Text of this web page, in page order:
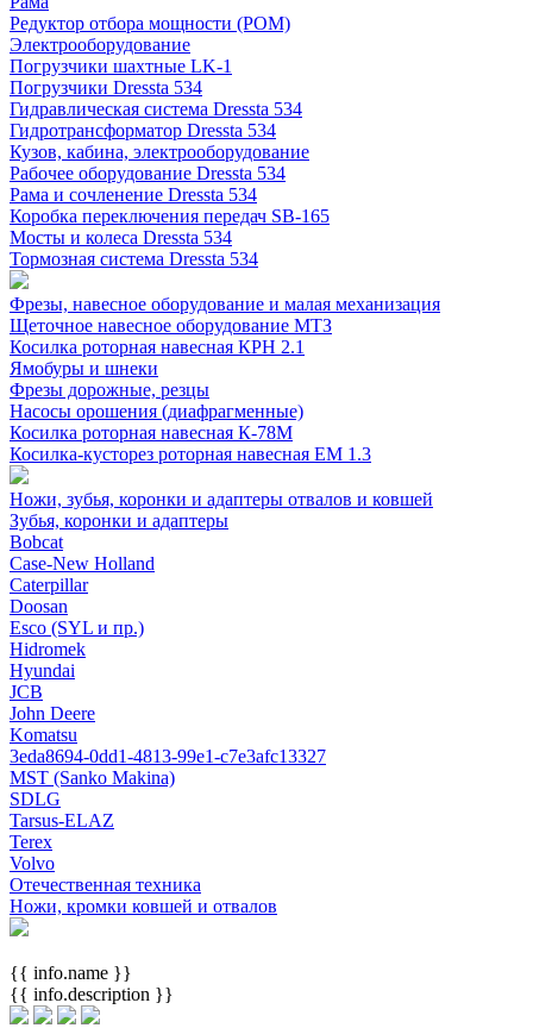
Редуктор отбора мощности (РОМ)
Электрооборудование
Погрузчики шахтные LK-1
Погрузчики Dressta 534
Гидравлическая система Dressta 534
Гидротрансформатор Dressta 534
Кузов, кабина, электрооборудование
Рабочее оборудование Dressta 534
Рама и сочленение Dressta 534
Коробка переключения передач SB-165
Мосты и колеса Dressta 534
Тормозная система Dressta 534
Фрезы, навесное оборудование и малая механизация
Щеточное навесное оборудование МТЗ
Косилка роторная навесная КРН 2.1
Ямобуры и шнеки
Фрезы дорожные, резцы
Насосы орошения (диафрагменные)
Косилка роторная навесная К-78М
Косилка-кусторез роторная навесная ЕМ 1.3
Ножи, зубья, коронки и адаптеры отвалов и ковшей
Зубья, коронки и адаптеры
Bobcat
Case-New Holland
Caterpillar
Doosan
Esco (SYL и пр.)
Hidromek
Hyundai
JCB
John Deere
Komatsu
3eda8694-0dd1-4813-99e1-c7e3afc13327
MST (Sanko Makina)
SDLG
Tarsus-ELAZ
Terex
Volvo
Отечественная техника
Ножи, кромки ковшей и отвалов
{{ info.name }}
{{ info.description }}